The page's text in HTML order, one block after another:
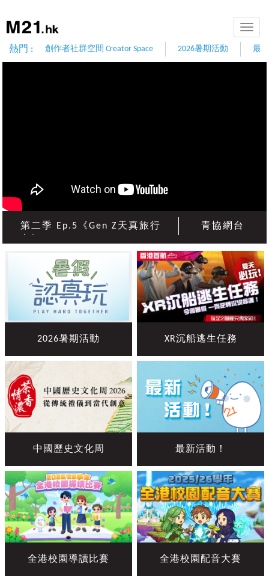
Toggle
熱門 : 創作者社群空間 Creator Space 2026暑期活動 最
第二季 Ep.5《Gen Z天真旅行
青協網台
2026暑期活動 XR沉船逃生任務
中國歷史文化周 最新活動！
全港校園導讀比賽 全港校園配音大賽